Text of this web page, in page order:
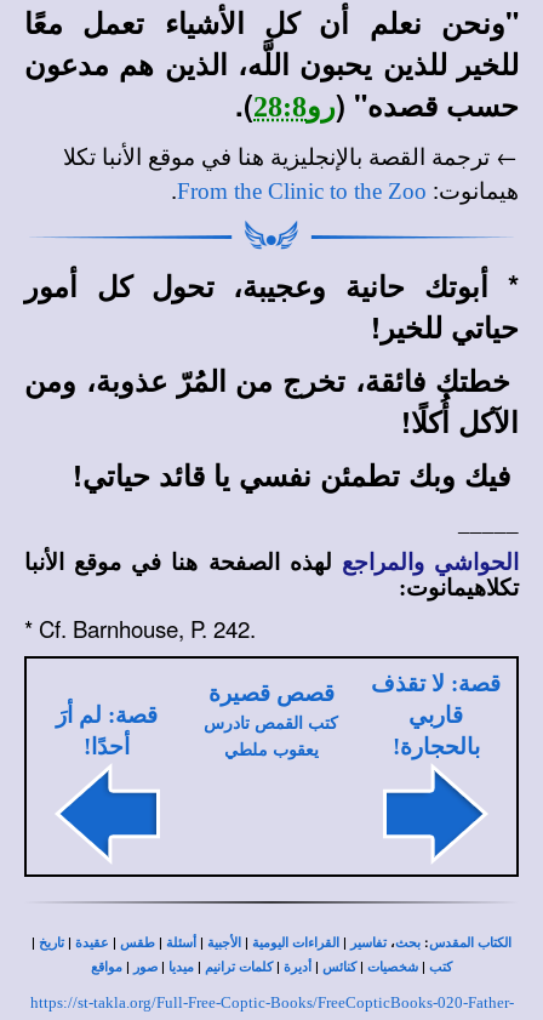
"ونحن نعلم أن كل الأشياء تعمل معًا
للخير للذين يحبون اللَّه، الذين هم مدعون
حسب قصده" (رو28:8 ).
← ترجمة القصة بالإنجليزية هنا في موقع الأنبا تكلا
هيمانوت:
From the Clinic to the Zoo
.
* أبوتك حانية وعجيبة، تحول كل أمور
حياتي للخير!
خطتك فائقة، تخرج من المُرّ عذوبة، ومن
الآكل أُكلًا!
فيك وبك تطمئن نفسي يا قائد حياتي!
الحواشي والمراجع لهذه الصفحة هنا في موقع الأنبا
تكلاهيمانوت:
* Cf. Barnhouse, P. 242.
قصة: لا تقذف
قاربي
بالحجارة!
قصص قصيرة
كتب القمص تادرس
يعقوب ملطي
قصة: لم أرَ
أحدًا!
الكتاب المقدس: بحث،تفاسير | القراءات اليومية | الأجبية | أسئلة | طقس | عقيدة |تاريخ |
كتب | شخصيات |كنائس | أديرة |كلمات ترانيم | ميديا | صور | مواقع
https://st-takla.org/Full-Free-Coptic-Books/FreeCopticBooks-020-Father-